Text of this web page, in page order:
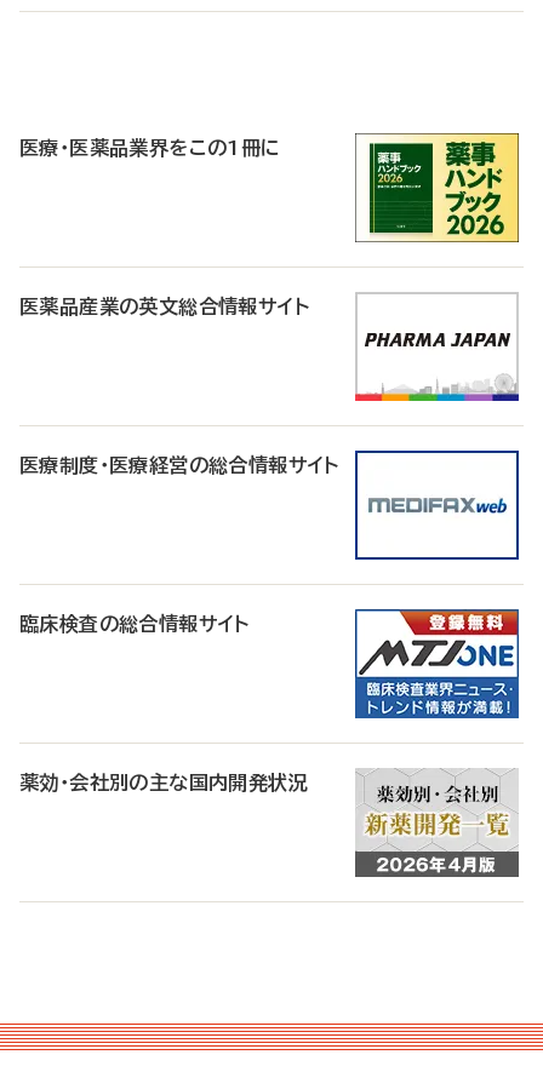
医療・医薬品業界をこの1冊に
医薬品産業の英文総合情報サイト
医療制度・医療経営の総合情報サイト
臨床検査の総合情報サイト
薬効・会社別の主な国内開発状況